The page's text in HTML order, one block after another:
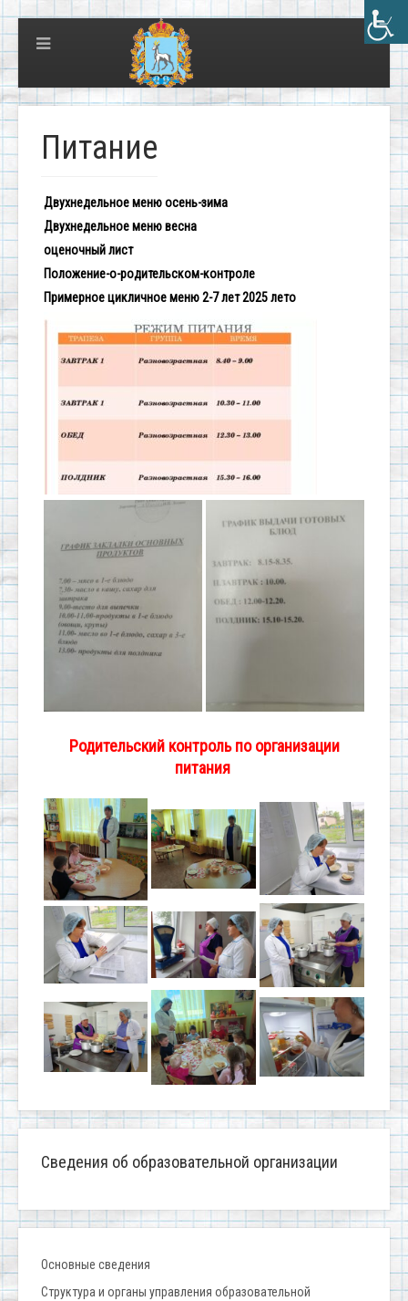
Питание
Двухнедельное меню осень-зима
Двухнедельное меню весна
оценочный лист
Положение-о-родительском-контроле
Примерное цикличное меню 2-7 лет 2025 лето
Родительский контроль по организации
питания
Сведения об образовательной организации
Основные сведения
Структура и органы управления образовательной